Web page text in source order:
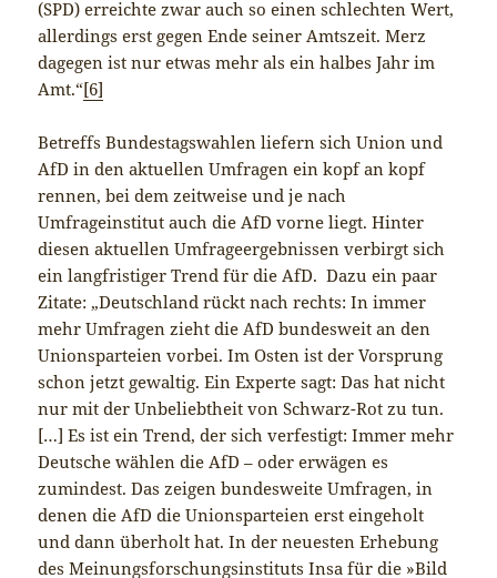
(SPD) erreichte zwar auch so einen schlechten Wert,
allerdings erst gegen Ende seiner Amtszeit. Merz
dagegen ist nur etwas mehr als ein halbes Jahr im
Amt.“[6]
Betreffs Bundestagswahlen liefern sich Union und
AfD in den aktuellen Umfragen ein kopf an kopf
rennen, bei dem zeitweise und je nach
Umfrageinstitut auch die AfD vorne liegt. Hinter
diesen aktuellen Umfrageergebnissen verbirgt sich
ein langfristiger Trend für die AfD. Dazu ein paar
Zitate: „Deutschland rückt nach rechts: In immer
mehr Umfragen zieht die AfD bundesweit an den
Unionsparteien vorbei. Im Osten ist der Vorsprung
schon jetzt gewaltig. Ein Experte sagt: Das hat nicht
nur mit der Unbeliebtheit von Schwarz-Rot zu tun.
[…] Es ist ein Trend, der sich verfestigt: Immer mehr
Deutsche wählen die AfD – oder erwägen es
zumindest. Das zeigen bundesweite Umfragen, in
denen die AfD die Unionsparteien erst eingeholt
und dann überholt hat. In der neuesten Erhebung
des Meinungsforschungsinstituts Insa für die »Bild